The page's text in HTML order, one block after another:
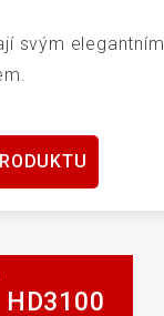
svým elegantním